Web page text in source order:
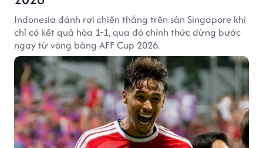
Indonesia đánh rơi chiến thắng trên sân Singapore khi
chỉ có kết quả hòa 1-1, qua đó chính thức dừng bước
ngay từ vòng bảng AFF Cup 2026.